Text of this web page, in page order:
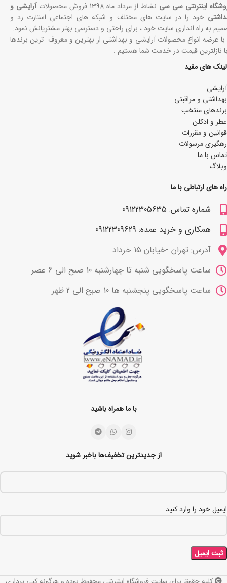
اینترنتی سی سی نشاط از مرداد ماه 1398 فروش محصولات
آرایشی و
خود را در سایت های مختلف و شبکه های اجتماعی استارت زد و
به راه اندازی سایت خود ، برای راحتی و دسترسی بهتر مشتریانش نمود.
با عرضه انواع محصولات آرایشی و بهداشتی از بهترین و معروف ترین برندها
نازلترین قیمت در خدمت شما هستیم .
لینک های مفید
آرایشی
بھداشتی و مراقبتی
برندهای منتخب
عطر و ادکلن
قوانین و مقررات
رهگیری مرسولات
تماس با ما
وبلاگ
راه های ارتباطی با ما
شماره تماس: 09122305635
همکاری و خرید عمده: 09122309629
آدرس: تهران -خیابان 15 خرداد
ساعت پاسخگویی شنبه تا چهارشنبه 10 صبح الی 6 عصر
ساعت پاسخگویی پنجشنبه ها 10 صبح الی 2 ظهر
با ما همراه باشید
از جدیدترین تخفیف‌ها باخبر شوید
ایمیل خود را وارد کنید